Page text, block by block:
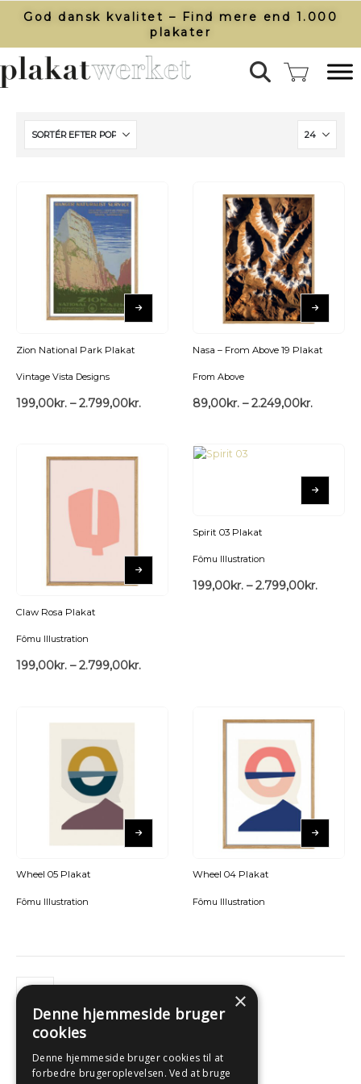
God dansk kvalitet – Find mere end 1.000
plakater​
Zion National Park Plakat
Vintage Vista Designs
199,00kr. – 2.799,00kr.
Nasa – From Above 19 Plakat
From Above
89,00kr. – 2.249,00kr.
Claw Rosa Plakat
Fômu Illustration
199,00kr. – 2.799,00kr.
Spirit 03 Plakat
Fômu Illustration
199,00kr. – 2.799,00kr.
Wheel 05 Plakat
Fômu Illustration
Wheel 04 Plakat
Fômu Illustration
×
Denne hjemmeside bruger
cookies
Denne hjemmeside bruger cookies til at
forbedre brugeroplevelsen. Ved at bruge